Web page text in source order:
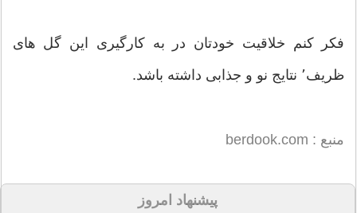
فکر کنم خلاقیت خودتان در به کارگیری این گل های
ظریف٬ نتایج نو و جذابی داشته باشد.
منبع : berdook.com
پیشنهاد امروز